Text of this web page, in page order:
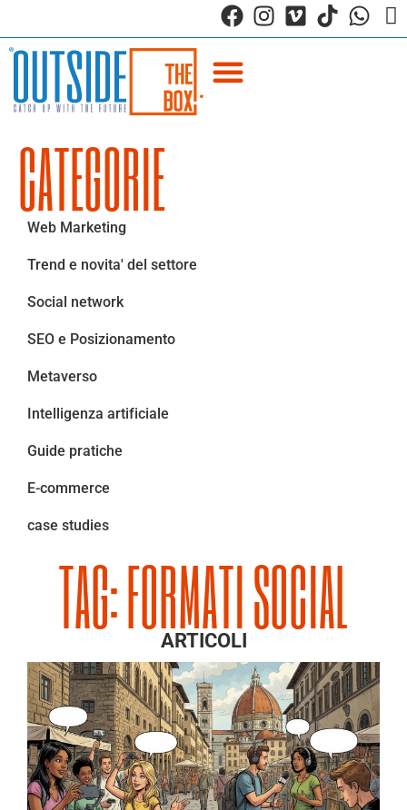
TAG: FORMATI SOCIAL
ARTICOLI
CATEGORIE
Web Marketing
Trend e novita' del settore
Social network
SEO e Posizionamento
Metaverso
Intelligenza artificiale
Guide pratiche
E-commerce
case studies